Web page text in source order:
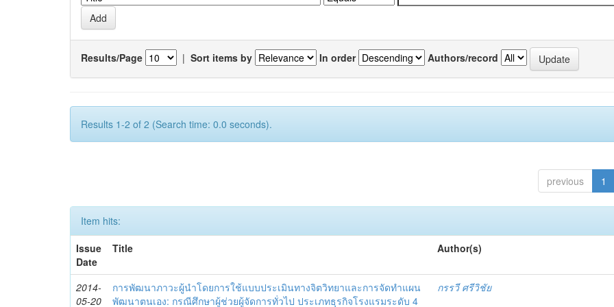
Results/Page | Sort items by In order Authors/record
Results 1-2 of 2 (Search time: 0.0 seconds).
previous 1
Item hits:
Issue
Date
Title Author(s)
2014-
05-20
การพัฒนาภาวะผู้นำโดยการใช้แบบประเมินทางจิตวิทยาและการจัดทำแผน
พัฒนาตนเอง: กรณีศึกษาผู้ช่วยผู้จัดการทั่วไป ประเภทธุรกิจโรงแรมระดับ 4
กรรวี ศรีวิชัย